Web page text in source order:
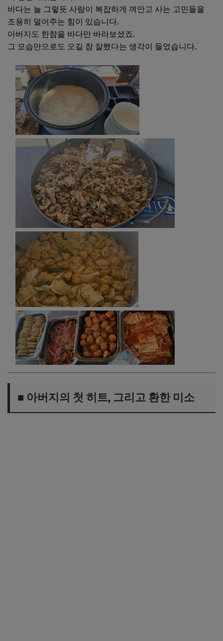
바다는 늘 그렇듯 사람이 복잡하게 껴안고 사는 고민들을
조용히 덜어주는 힘이 있습니다.
아버지도 한참을 바다만 바라보셨죠.
그 모습만으로도 오길 참 잘했다는 생각이 들었습니다.
■ 아버지의 첫 히트, 그리고 환한 미소